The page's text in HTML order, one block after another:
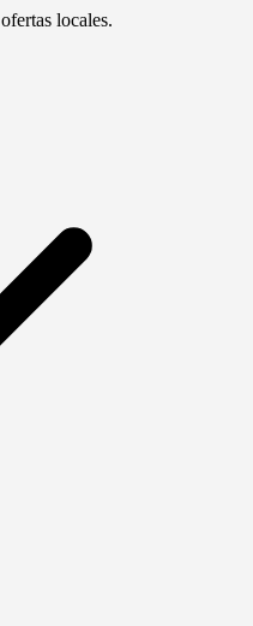
locales.